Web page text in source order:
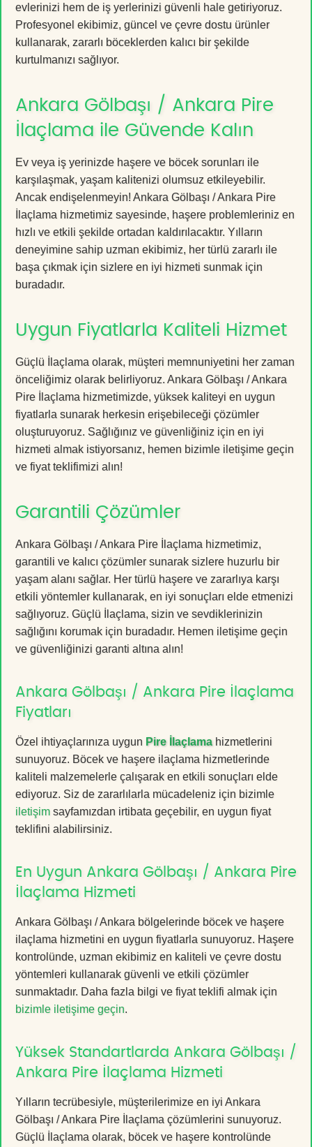
evlerinizi hem de iş yerlerinizi güvenli hale getiriyoruz.
Profesyonel ekibimiz, güncel ve çevre dostu ürünler
kullanarak, zararlı böceklerden kalıcı bir şekilde
kurtulmanızı sağlıyor.
Ankara Gölbaşı / Ankara Pire
İlaçlama ile Güvende Kalın
Ev veya iş yerinizde haşere ve böcek sorunları ile
karşılaşmak, yaşam kalitenizi olumsuz etkileyebilir.
Ancak endişelenmeyin! Ankara Gölbaşı / Ankara Pire
İlaçlama hizmetimiz sayesinde, haşere problemleriniz en
hızlı ve etkili şekilde ortadan kaldırılacaktır. Yılların
deneyimine sahip uzman ekibimiz, her türlü zararlı ile
başa çıkmak için sizlere en iyi hizmeti sunmak için
buradadır.
Uygun Fiyatlarla Kaliteli Hizmet
Güçlü İlaçlama olarak, müşteri memnuniyetini her zaman
önceliğimiz olarak belirliyoruz. Ankara Gölbaşı / Ankara
Pire İlaçlama hizmetimizde, yüksek kaliteyi en uygun
fiyatlarla sunarak herkesin erişebileceği çözümler
oluşturuyoruz. Sağlığınız ve güvenliğiniz için en iyi
hizmeti almak istiyorsanız, hemen bizimle iletişime geçin
ve fiyat teklifimizi alın!
Garantili Çözümler
Ankara Gölbaşı / Ankara Pire İlaçlama hizmetimiz,
garantili ve kalıcı çözümler sunarak sizlere huzurlu bir
yaşam alanı sağlar. Her türlü haşere ve zararlıya karşı
etkili yöntemler kullanarak, en iyi sonuçları elde etmenizi
sağlıyoruz. Güçlü İlaçlama, sizin ve sevdiklerinizin
sağlığını korumak için buradadır. Hemen iletişime geçin
ve güvenliğinizi garanti altına alın!
Ankara Gölbaşı / Ankara Pire İlaçlama
Fiyatları
Özel ihtiyaçlarınıza uygun Pire İlaçlamahizmetlerini
sunuyoruz. Böcek ve haşere ilaçlama hizmetlerinde
kaliteli malzemelerle çalışarak en etkili sonuçları elde
ediyoruz. Siz de zararlılarla mücadeleniz için bizimle
iletişim sayfamızdan irtibata geçebilir, en uygun fiyat
teklifini alabilirsiniz.
En Uygun Ankara Gölbaşı / Ankara Pire
İlaçlama Hizmeti
Ankara Gölbaşı / Ankara bölgelerinde böcek ve haşere
ilaçlama hizmetini en uygun fiyatlarla sunuyoruz. Haşere
kontrolünde, uzman ekibimiz en kaliteli ve çevre dostu
yöntemleri kullanarak güvenli ve etkili çözümler
sunmaktadır. Daha fazla bilgi ve fiyat teklifi almak için
bizimle iletişime geçin.
Yüksek Standartlarda Ankara Gölbaşı /
Ankara Pire İlaçlama Hizmeti
Yılların tecrübesiyle, müşterilerimize en iyi Ankara
Gölbaşı / Ankara Pire İlaçlama çözümlerini sunuyoruz.
Güçlü İlaçlama olarak, böcek ve haşere kontrolünde